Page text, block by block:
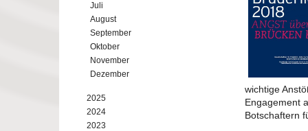
Juli
August
September
Oktober
November
Dezember
2025
2024
2023
wichtige
Engagement
Botschaftern